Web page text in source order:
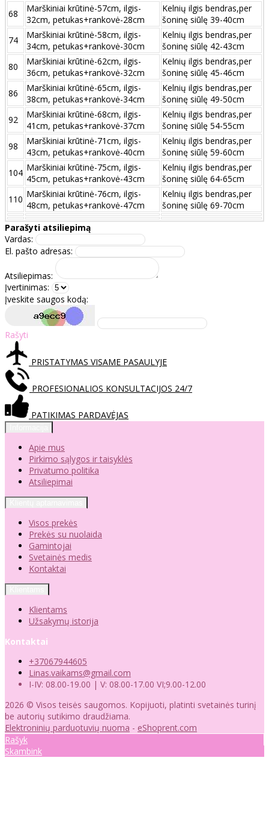
68
Marškiniai krūtinė-57cm, ilgis-
32cm, petukas+rankovė-28cm
Kelnių ilgis bendras,per
šoninę siūlę 39-40cm
74
Marškiniai krūtinė-58cm, ilgis-
34cm, petukas+rankovė-30cm
Kelnių ilgis bendras,per
šoninę siūlę 42-43cm
80
Marškiniai krūtinė-62cm, ilgis-
36cm, petukas+rankovė-32cm
Kelnių ilgis bendras,per
šoninę siūlę 45-46cm
86
Marškiniai krūtinė-65cm, ilgis-
38cm, petukas+rankovė-34cm
Kelnių ilgis bendras,per
šoninę siūlę 49-50cm
92
Marškiniai krūtinė-68cm, ilgis-
41cm, petukas+rankovė-37cm
Kelnių ilgis bendras,per
šoninę siūlę 54-55cm
98
Marškiniai krūtinė-71cm, ilgis-
43cm, petukas+rankovė-40cm
Kelnių ilgis bendras,per
šoninę siūlę 59-60cm
104 Marškiniai krūtinė-75cm, ilgis-
45cm, petukas+rankovė-43cm
Kelnių ilgis bendras,per
šoninę siūlę 64-65cm
110 Marškiniai krūtinė-76cm, ilgis-
48cm, petukas+rankovė-47cm
Kelnių ilgis bendras,per
šoninę siūlę 69-70cm
Parašyti atsiliepimą
Vardas:
El. pašto adresas:
Atsiliepimas:
Įvertinimas:
Įveskite saugos kodą:
Rašyti
PRISTATYMAS VISAME PASAULYJE
PROFESIONALIOS KONSULTACIJOS 24/7
PATIKIMAS PARDAVĖJAS
Apie mus
Pirkimo sąlygos ir taisyklės
Privatumo politika
Atsiliepimai
Visos prekės
Prekės su nuolaida
Gamintojai
Svetainės medis
Kontaktai
Klientams
Užsakymų istorija
Kontaktai
+37067944605
Linas.vaikams@gmail.com
I-IV: 08.00-19.00 | V: 08.00-17.00 VI;9.00-12.00
2026 © Visos teisės saugomos. Kopijuoti, platinti svetainės turinį
be autorių sutikimo draudžiama.
Elektroninių parduotuvių nuoma - eShoprent.com
Rašyk
Skambink